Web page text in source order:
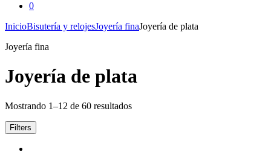
0
InicioBisutería y relojesJoyería finaJoyería de plata
Joyería fina
Joyería de plata
Mostrando 1–12 de 60 resultados
Filters